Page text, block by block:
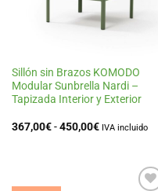
Sillón sin Brazos KOMODO
Modular Sunbrella Nardi –
Tapizada Interior y Exterior
367,00€ - 450,00€Rango
IVA incluido